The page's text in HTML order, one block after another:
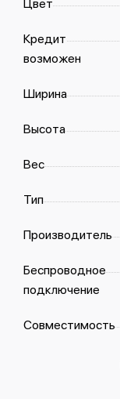
Цвет
Кредит
возможен
Ширина
Высота
Вес
Тип
Производитель
Беспроводное
подключение
Совместимость